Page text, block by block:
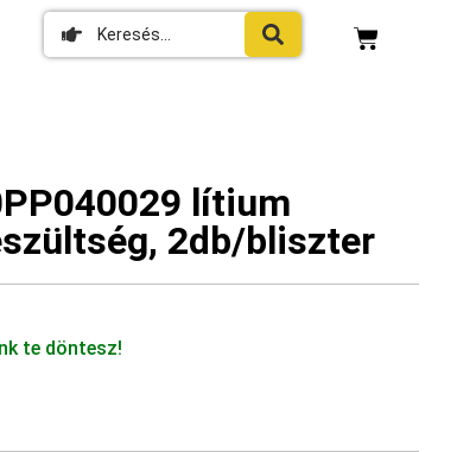
lítium
2db/bliszter
te döntesz!